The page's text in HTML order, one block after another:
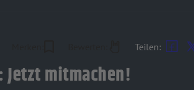
Teilen:
Jetzt mitmachen!